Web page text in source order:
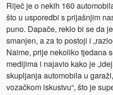
Riječ je o nekih 160
što u usporedbi s prijašnjim
puno. Dapače, reklo bi se da
smanjen, a za to postoji i
Naime, prije nekoliko tjedana
medijima i najavio kako je
skupljanja automobila u
vozačkom iskustvu“, što je